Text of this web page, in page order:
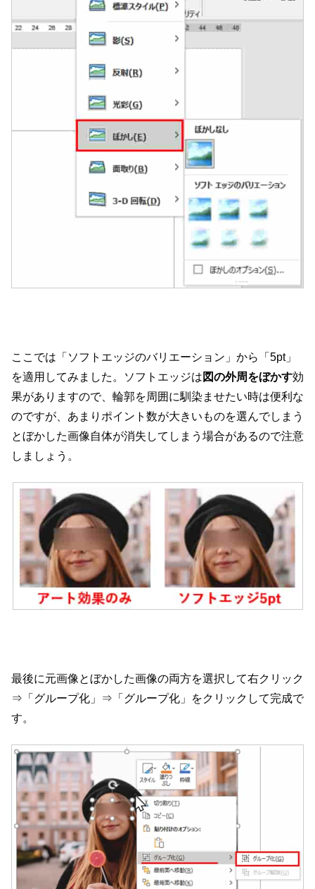
ここでは「ソフトエッジのバリエーション」から「5pt」
を適用してみました。ソフトエッジは 図の外周をぼかす効
果がありますので、輪郭を周囲に馴染ませたい時は便利な
のですが、あまりポイント数が大きいものを選んでしまう
とぼかした画像自体が消失してしまう場合があるので注意
しましょう。
最後に元画像とぼかした画像の両方を選択して右クリック
⇒「グループ化」⇒「グループ化」をクリックして完成で
す。